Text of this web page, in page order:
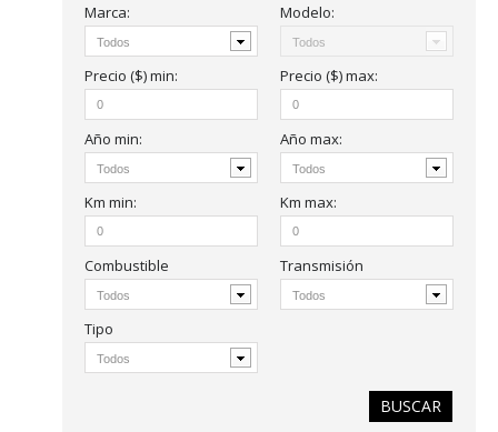
Marca: Modelo:
Precio ($)min: Precio ($)max:
Año min: Año max:
Km min: Km max:
Combustible Transmisión
Tipo